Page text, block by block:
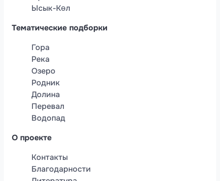
Ысык-Көл
Тематические подборки
Гора
Река
Озеро
Родник
Долина
Перевал
Водопад
О проекте
Контакты
Благодарности